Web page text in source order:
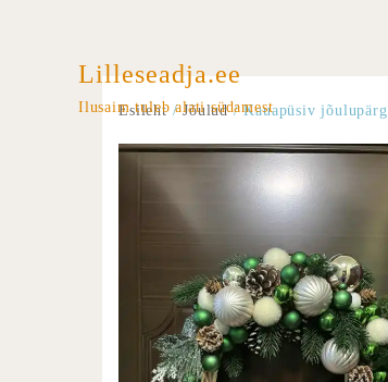
Lilleseadja.ee
Ilusaim tuleb alati südamest
Esileht/Jõulud/ Kauapüsiv jõulupärg